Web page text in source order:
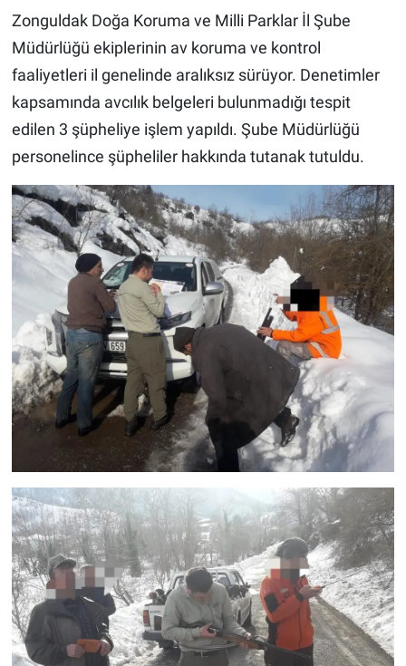
Zonguldak Doğa Koruma ve Milli Parklar İl Şube
Müdürlüğü ekiplerinin av koruma ve kontrol
faaliyetleri il genelinde aralıksız sürüyor. Denetimler
kapsamında avcılık belgeleri bulunmadığı tespit
edilen 3 şüpheliye işlem yapıldı. Şube Müdürlüğü
personelince şüpheliler hakkında tutanak tutuldu.